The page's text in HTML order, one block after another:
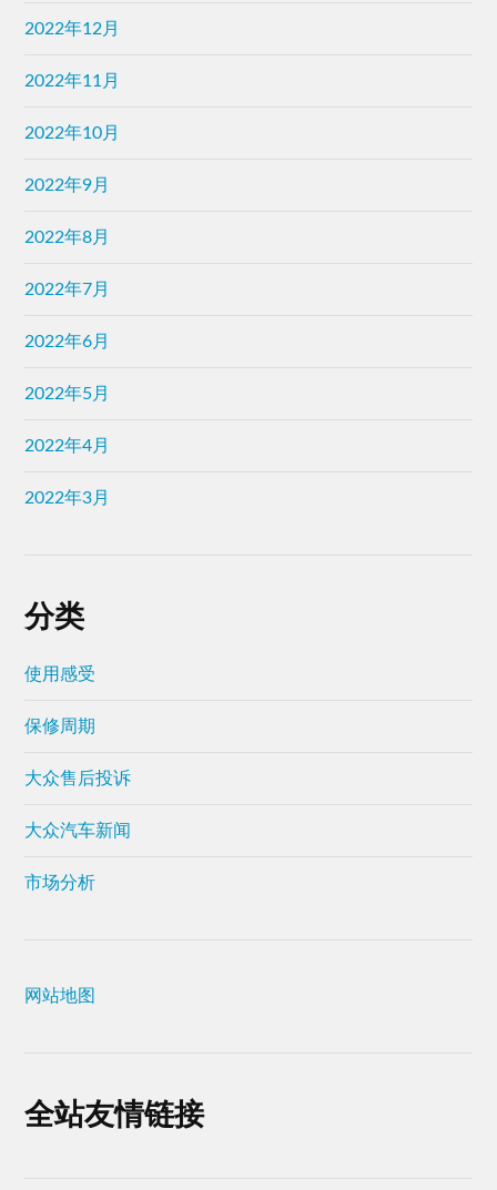
2022年12月
2022年11月
2022年10月
2022年9月
2022年8月
2022年7月
2022年6月
2022年5月
2022年4月
2022年3月
分类
使用感受
保修周期
大众售后投诉
大众汽车新闻
市场分析
网站地图
全站友情链接